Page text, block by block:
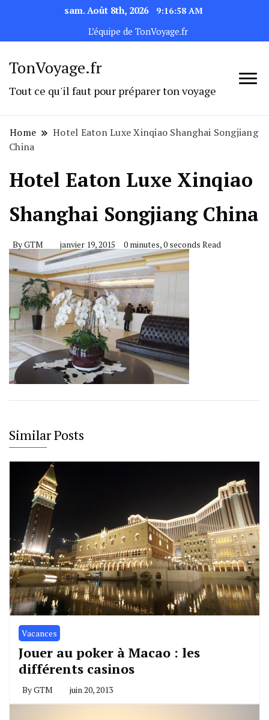
sam. Août 8th, 2026
9:16:59 AM
L’équipe de TonVoyage.fr
TonVoyage.fr
Tout ce qu'il faut pour préparer ton voyage
Home
Hotel Eaton Luxe Xinqiao Shanghai Songjiang
China
Hotel Eaton Luxe Xinqiao
Shanghai Songjiang China
ByGTM janvier 19, 2015 0 minutes, 0 seconds Read
Similar Posts
Vacances
Jouer au poker à Macao : les
différents casinos
ByGTM juin 20, 2013